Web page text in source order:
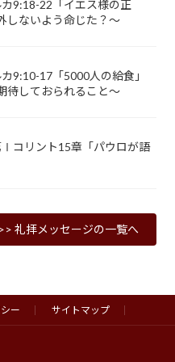
9:18-22「イエス様の正
しないよう命じた？～
9:10-17「5000人の給食」
待しておられること～
コリント15章「パウロが語
>> 礼拝メッセージの一覧へ
ー サイトマップ